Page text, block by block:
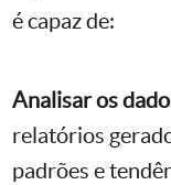
é capaz de:
Analisar os
relatórios
padrões e